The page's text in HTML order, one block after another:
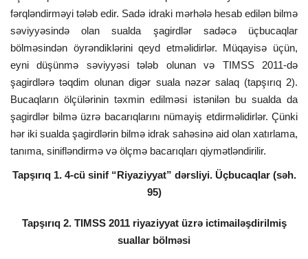
fərqləndirməyi tələb edir. Sadə idraki mərhələ hesab edilən bilmə
səviyyəsində olan sualda şagirdlər sadəcə üçbucaqlar
bölməsindən öyrəndiklərini qeyd etməlidirlər. Müqayisə üçün,
eyni düşünmə səviyyəsi tələb olunan və TIMSS 2011-də
şagirdlərə təqdim olunan digər suala nəzər salaq (tapşırıq 2).
Bucaqların ölçülərinin təxmin edilməsi istənilən bu sualda da
şagirdlər bilmə üzrə bacarıqlarını nümayiş etdirməlidirlər. Çünki
hər iki sualda şagirdlərin bilmə idrak sahəsinə aid olan xatırlama,
tanıma, sinifləndirmə və ölçmə bacarıqları qiymətləndirilir.
Tapşırıq 1. 4-cü sinif “Riyaziyyat” dərsliyi. Üçbucaqlar (səh.
95)
Tapşırıq 2. TIMSS 2011 riyaziyyat üzrə ictimailəşdirilmiş
suallar bölməsi